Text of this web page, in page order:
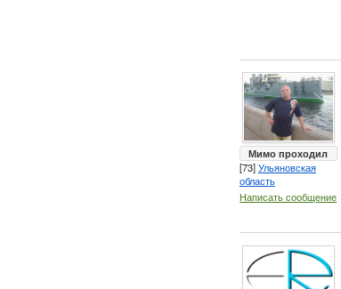
Мимо проходил
[73]Ульяновская
область
Написать сообщение